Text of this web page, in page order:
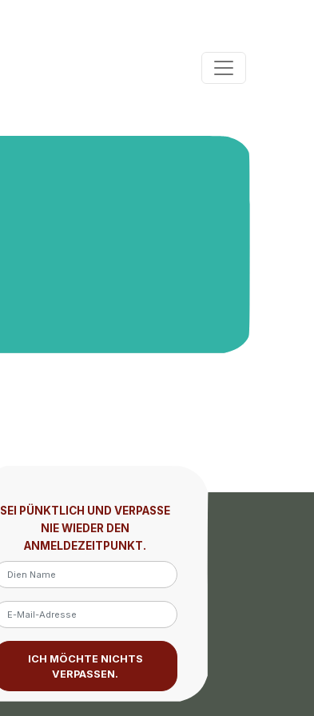
SEI PÜNKTLICH UND VERPASSE
NIE WIEDER DEN
ANMELDEZEITPUNKT.
ICH MÖCHTE NICHTS
VERPASSEN.